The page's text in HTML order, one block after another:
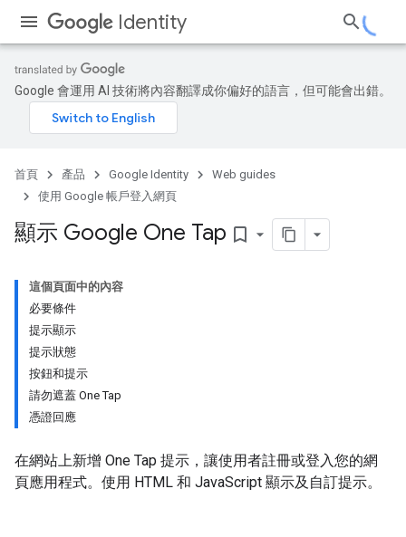
Identity
Google 會運用 AI 技術將內容翻譯成你偏好的語言，但可能會出錯。
首頁 產品 Google Identity
Web guides
使用 Google 帳戶登入網頁
顯示 Google One Tap bookmark_border
這個頁面中的內容
必要條件
提示顯示
提示狀態
按鈕和提示
請勿遮蓋 One Tap
憑證回應
在網站上新增 One Tap 提示，讓使用者註冊或登入您的網
頁應用程式。使用 HTML 和 JavaScript 顯示及自訂提示。